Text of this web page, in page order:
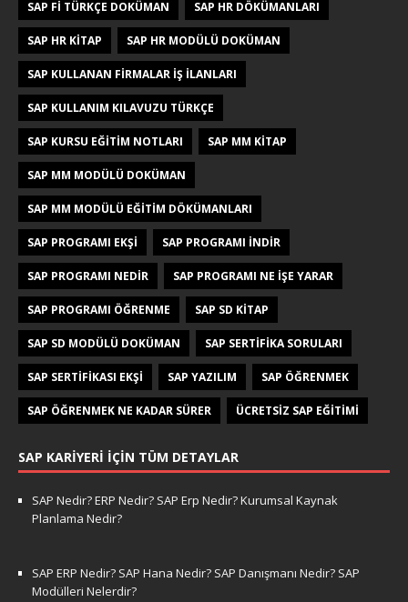
SAP FI TÜRKÇE DOKÜMAN SAP HR DÖKÜMANLARI
SAP HR KITAP SAP HR MODÜLÜ DOKÜMAN
SAP KULLANAN FIRMALAR IŞ ILANLARI
SAP KULLANIM KILAVUZU TÜRKÇE
SAP KURSU EĞITIM NOTLARI SAP MM KITAP
SAP MM MODÜLÜ DOKÜMAN
SAP MM MODÜLÜ EĞITIM DÖKÜMANLARI
SAP PROGRAMI EKŞI SAP PROGRAMI INDIR
SAP PROGRAMI NEDIR SAP PROGRAMI NE IŞE YARAR
SAP PROGRAMI ÖĞRENME SAP SD KITAP
SAP SD MODÜLÜ DOKÜMAN SAP SERTIFIKA SORULARI
SAP SERTIFIKASI EKŞI SAP YAZILIM SAP ÖĞRENMEK
SAP ÖĞRENMEK NE KADAR SÜRER ÜCRETSIZ SAP EĞITIMI
SAP KARIYERI İÇIN TÜM DETAYLAR
SAP Nedir? ERP Nedir? SAP Erp Nedir? Kurumsal Kaynak
Planlama Nedir?
SAP ERP Nedir? SAP Hana Nedir? SAP Danışmanı Nedir? SAP
Modülleri Nelerdir?